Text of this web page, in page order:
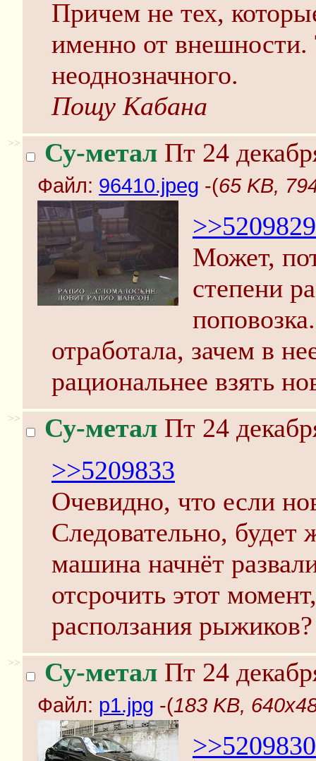
Причем не тех,
именно от внешности.
неоднозначного.
Пощу Кабана
>> Су-метал Пт 24
Файл: 96410.jpeg -(65 KB,
>>5209829
Может,
степени
отработала, зачем в
рациональнее взять
>> Су-метал Пт 24
>>5209833
Очевидно, что если
Следовательно, будет
машина начнёт
отсрочить этот
расползания рыжиков?
>> Су-метал Пт 24
Файл: p1.jpg -(183 KB,
>>5209830